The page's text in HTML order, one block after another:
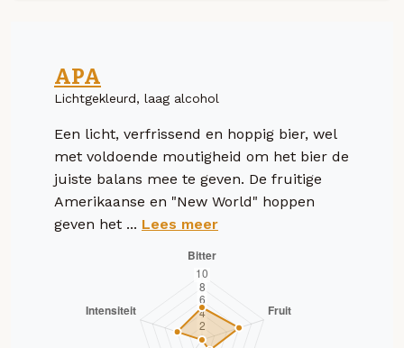
APA
Lichtgekleurd, laag alcohol
Een licht, verfrissend en hoppig bier, wel
met voldoende moutigheid om het bier de
juiste balans mee te geven. De fruitige
Amerikaanse en "New World" hoppen
geven het ... Lees meer